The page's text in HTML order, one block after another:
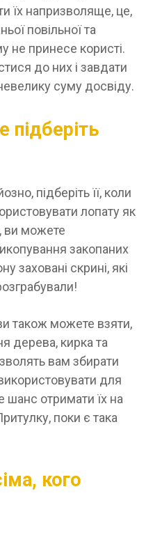
їх напризволяще, це,
повільної та
не принесе користі.
до них і завдати
суму досвіду.
підберіть її, коли
лопату як
ви можете
закопаних
заховані скрині, які
також можете взяти,
дерева, кирка та
вам збирати
для
шанс отримати їх на
поки є така
кого